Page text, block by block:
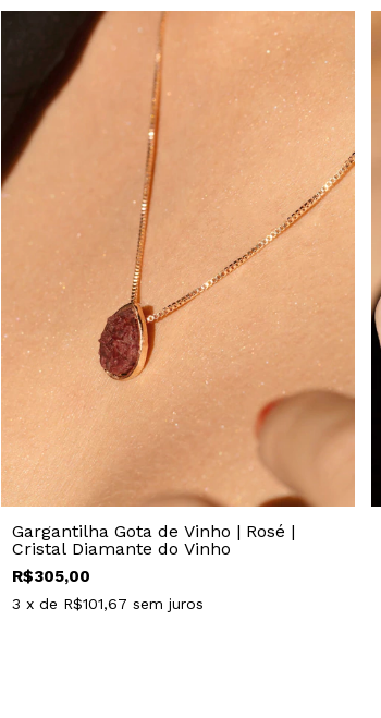
Gargantilha Gota de Vinho | Rosé |
Cristal Diamante do Vinho
R$305,00
3 x de R$101,67 sem juros